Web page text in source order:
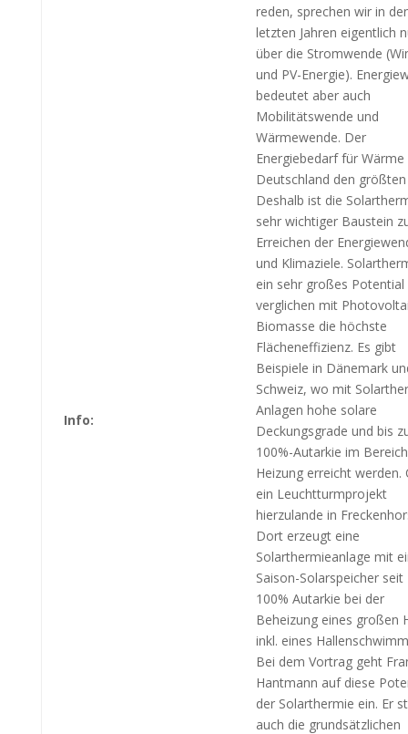
Info:
reden, sprechen wir in
letzten Jahren eigentlich
über die Stromwende
und PV-Energie).
bedeutet aber auch
Mobilitätswende und
Wärmewende. Der
Energiebedarf für
Deutschland den
Deshalb ist die
sehr wichtiger Baustein
Erreichen der
und Klimaziele.
ein sehr großes Potential
verglichen mit
Biomasse die höchste
Flächeneffizienz. Es gibt
Beispiele in Dänemark
Schweiz, wo mit
Anlagen hohe solare
Deckungsgrade und bis
100%-Autarkie im
Heizung erreicht werden.
ein Leuchtturmprojekt
hierzulande in
Dort erzeugt eine
Solarthermieanlage mit
Saison-Solarspeicher seit
100% Autarkie bei der
Beheizung eines großen
inkl. eines
Bei dem Vortrag geht
Hantmann auf diese
der Solarthermie ein. Er
auch die grundsätzlichen